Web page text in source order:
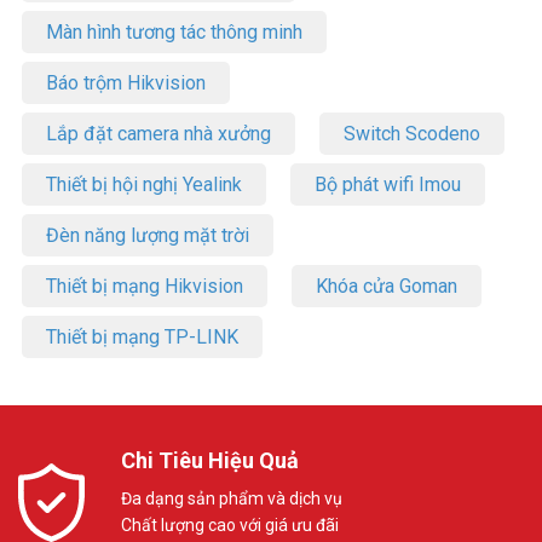
– Chứng nhận: CE / FCC / UKCA / UL / WEEE / RoHS / REACH
– Bảo hành: 24 tháng.
Trọn bộ camera WiFi bao gồm:
– Mẫu khoan vít.
– Bộ chống thấm nước.
– Thông tin quy định.
Q1: Camera EZVIZ H3C 2K+ có 3 chế độ nhìn
Chế độ Full Color dùng 2 đèn spotlight và ống kính F2.0 cho hình
ảnh màu sắc sống động. Chế độ hồng ngoại đen trắng phù hợp khi
không muốn ánh đèn làm phiền hàng xóm. Chế độ thông minh tự
Màn hình tương tác thông minh
Báo trộm Hikvision
Lắp đặt camera nhà xưởng Switch Scodeno
Thiết bị hội nghị Yealink Bộ phát wifi Imou
Đèn năng lượng mặt trời
Thiết bị mạng Hikvision Khóa cửa Goman
Thiết bị mạng TP-LINK
Chi Tiêu Hiệu Quả
Đa dạng sản phẩm và dịch vụ
Chất lượng cao với giá ưu đãi